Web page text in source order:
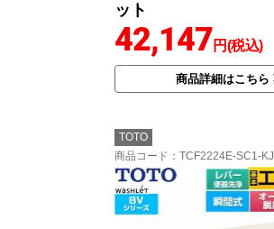
ット
42,147円(税込)
商品詳細はこちら
TOTO
商品コード ：TCF2224E-SC1-KJ